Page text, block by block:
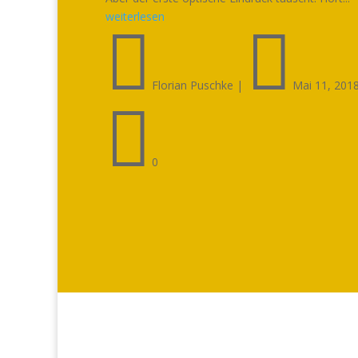
weiterlesen
 Florian Puschke |  Mai 11,
 0